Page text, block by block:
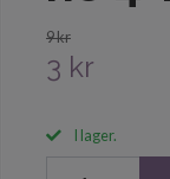
9 kr
3 kr
I lager.